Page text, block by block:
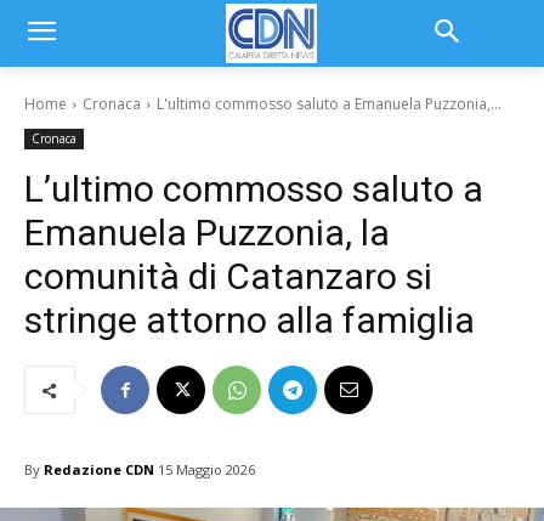
Home Cronaca L'ultimo commosso saluto a Emanuela Puzzonia,...
Cronaca
L’ultimo commosso saluto a
Emanuela Puzzonia, la
comunità di Catanzaro si
stringe attorno alla famiglia
By Redazione CDN 15 Maggio 2026